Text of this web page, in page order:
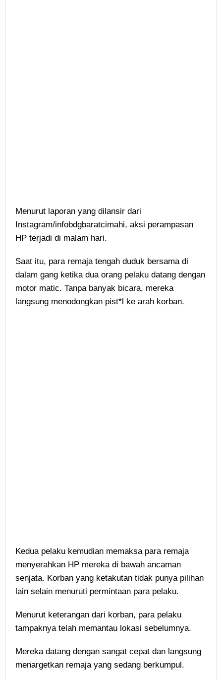
Menurut laporan yang dilansir dari
Instagram/infobdgbaratcimahi, aksi perampasan
HP terjadi di malam hari.
Saat itu, para remaja tengah duduk bersama di
dalam gang ketika dua orang pelaku datang dengan
motor matic. Tanpa banyak bicara, mereka
langsung menodongkan pist*l ke arah korban.
Kedua pelaku kemudian memaksa para remaja
menyerahkan HP mereka di bawah ancaman
senjata. Korban yang ketakutan tidak punya pilihan
lain selain menuruti permintaan para pelaku.
Menurut keterangan dari korban, para pelaku
tampaknya telah memantau lokasi sebelumnya.
Mereka datang dengan sangat cepat dan langsung
menargetkan remaja yang sedang berkumpul.